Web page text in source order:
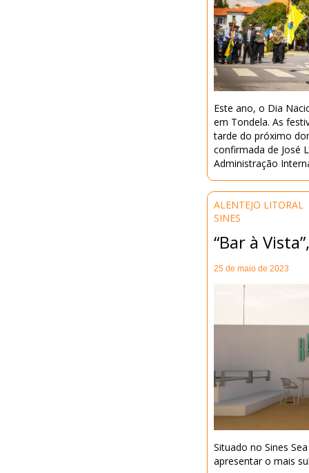
Este ano, o Dia
em Tondela. As
tarde do próximo
confirmada de José
Administração
ALENTEJO LITORAL
SINES
“Bar à
25 de maio de 2023
Situado no Sines
apresentar o mais